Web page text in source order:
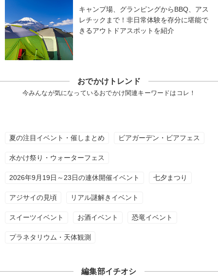
キャンプ場、グランピングからBBQ、アス
レチックまで！非日常体験を存分に堪能で
きるアウトドアスポットを紹介
おでかけトレンド
今みんなが気になっているおでかけ関連キーワードはコレ！
夏の注目イベント・催しまとめ ビアガーデン・ビアフェス
水かけ祭り・ウォーターフェス
2026年9月19日～23日の連休開催イベント 七夕まつり
アジサイの見頃 リアル謎解きイベント
スイーツイベント お酒イベント 恐竜イベント
プラネタリウム・天体観測
編集部イチオシ